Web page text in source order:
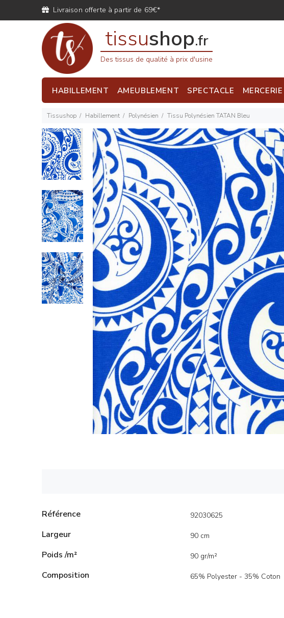
Livraison offerte à partir de 69€*
tissushop.fr
Des tissus de qualité à prix d'usine
HABILLEMENT AMEUBLEMENT SPECTACLE
Tissushop Habillement Polynésien Tissu Polynésien TATAN Bleu
Référence 92030625
Largeur 90 cm
Poids /m² 90 gr/m²
Composition 65% Polyester - 35% Coton